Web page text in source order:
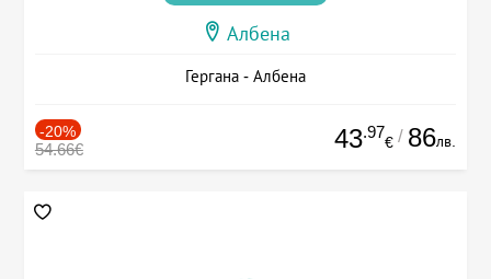
Албена
Гергана - Албена
-20%
54.66€ 43.97
€ / 86лв.